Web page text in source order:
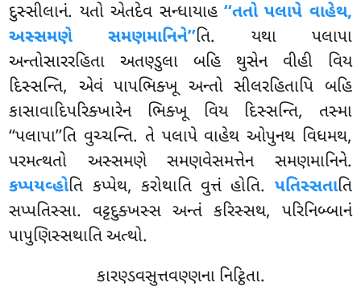
દુસ્સીલાનં. યતો એતદેવ સન્ધાયાહ ‘‘તતો પલાપે વાહેથ,
અસ્સમણે સમણમાનિને’’તિ. યથા પલાપા
અન્તોસારરહિતા અતણ્ડુલા બહિ થુસેન વીહી વિય
દિસ્સન્તિ, એવં પાપભિક્ખૂ અન્તો સીલરહિતાપિ બહિ
કાસાવાદિપરિક્ખારેન ભિક્ખૂ વિય દિસ્સન્તિ, તસ્મા
‘‘પલાપા’’તિ વુચ્ચન્તિ. તે પલાપે વાહેથ ઓપુનથ વિધમથ,
પરમત્થતો અસ્સમણે સમણવેસમત્તેન સમણમાનિને.
કપ્પયવ્હોતિ કપ્પેથ, કરોથાતિ વુત્તં હોતિ. પતિસ્સતાતિ
સપ્પતિસ્સા. વટ્ટદુક્ખસ્સ અન્તં કરિસ્સથ, પરિનિબ્બાનં
પાપુણિસ્સથાતિ અત્થો.
કારણ્ડવસુત્તવણ્ણના નિટ્ઠિતા.